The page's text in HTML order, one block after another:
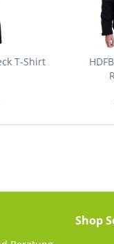
T-Shirt
Shop